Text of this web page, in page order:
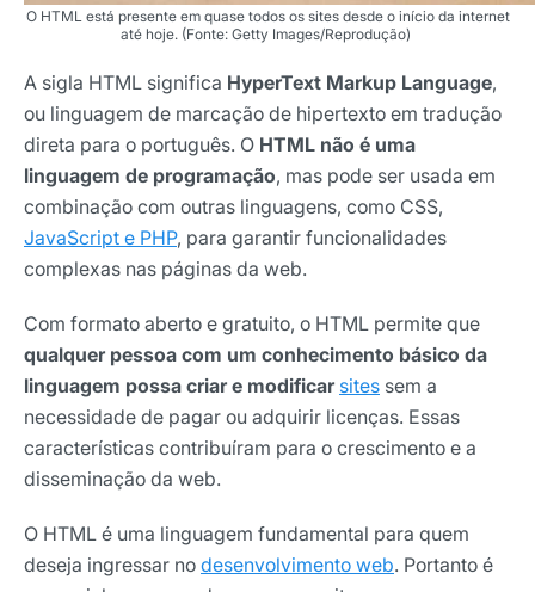
O HTML está presente em quase todos os sites desde o início da internet
até hoje. (Fonte: Getty Images/Reprodução)
A sigla HTML significa HyperText Markup Language,
ou linguagem de marcação de hipertexto em tradução
direta para o português. O HTML não é uma
linguagem de programação, mas pode ser usada em
combinação com outras linguagens, como CSS,
JavaScript e PHP, para garantir funcionalidades
complexas nas páginas da web.
Com formato aberto e gratuito, o HTML permite que
qualquer pessoa com um conhecimento básico da
linguagem possa criar e modificar sites sem a
necessidade de pagar ou adquirir licenças. Essas
características contribuíram para o crescimento e a
disseminação da web.
O HTML é uma linguagem fundamental para quem
deseja ingressar no desenvolvimento web. Portanto é